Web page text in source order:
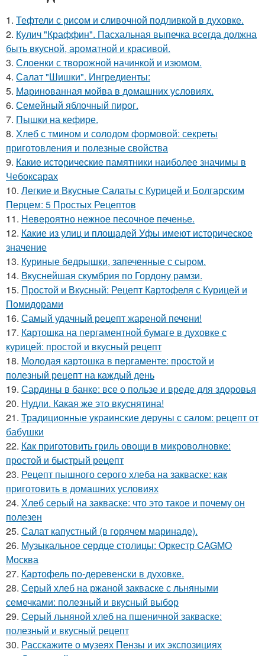
1. Тефтели с рисом и сливочной подливкой в духовке.
2. Кулич "Краффин". Пасхальная выпечка всегда должна
быть вкусной, ароматной и красивой.
3. Слоенки с творожной начинкой и изюмом.
4. Салат "Шишки". Ингредиенты:
5. Маринованная мойва в домашних условиях.
6. Семейный яблочный пирог.
7. Пышки на кефире.
8. Хлеб с тмином и солодом формовой: секреты
приготовления и полезные свойства
9. Какие исторические памятники наиболее значимы в
Чебоксарах
10. Легкие и Вкусные Салаты с Курицей и Болгарским
Перцем: 5 Простых Рецептов
11. Невероятно нежное песочное печенье.
12. Какие из улиц и площадей Уфы имеют историческое
значение
13. Куриные бедрышки, запеченные с сыром.
14. Вкуснейшая скумбрия по Гордону рамзи.
15. Простой и Вкусный: Рецепт Картофеля с Курицей и
Помидорами
16. Самый удачный рецепт жареной печени!
17. Картошка на пергаментной бумаге в духовке с
курицей: простой и вкусный рецепт
18. Молодая картошка в пергаменте: простой и
полезный рецепт на каждый день
19. Сардины в банке: все о пользе и вреде для здоровья
20. Нудли. Какая же это вкуснятина!
21. Традиционные украинские деруны с салом: рецепт от
бабушки
22. Как приготовить гриль овощи в микроволновке:
простой и быстрый рецепт
23. Рецепт пышного серого хлеба на закваске: как
приготовить в домашних условиях
24. Хлеб серый на закваске: что это такое и почему он
полезен
25. Салат капустный (в горячем маринаде).
26. Музыкальное сердце столицы: Оркестр CAGMO
Москва
27. Картофель по-деревенски в духовке.
28. Серый хлеб на ржаной закваске с льняными
семечками: полезный и вкусный выбор
29. Серый льняной хлеб на пшеничной закваске:
полезный и вкусный рецепт
30. Расскажите о музеях Пензы и их экспозициях